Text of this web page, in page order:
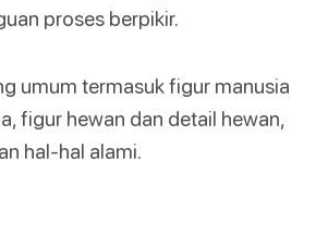
proses berpikir.
umum termasuk figur manusia
figur hewan dan detail hewan,
hal-hal alami.